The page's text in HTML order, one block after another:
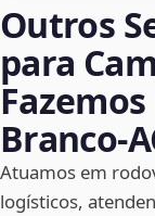
Outros
para
Atuamos em
logísticos,